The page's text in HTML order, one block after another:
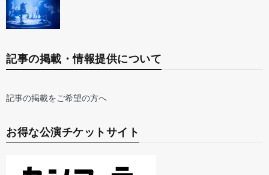
記事の掲載・情報提供について
記事の掲載をご希望の方へ
お得な公演チケットサイト